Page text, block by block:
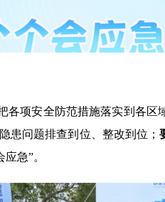
各项安全防范措施落实到各区
患问题排查到位、整改到位；
急”。